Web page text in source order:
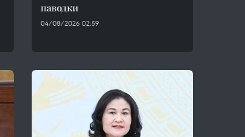
паводки
04/08/2026 02:59